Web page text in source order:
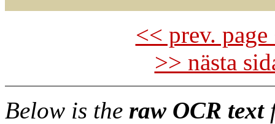
<< prev.
>> nästa
Below is the raw OCR text